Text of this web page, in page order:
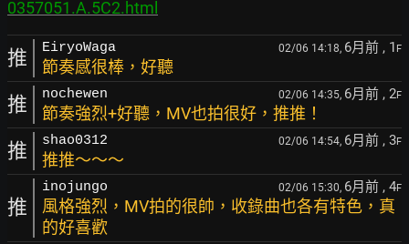
0357051.A.5C2.html
推 EiryoWaga 02/06 14:18, 6月前 , 1 F
節奏感很棒，好聽
推 nochewen 02/06 14:35, 6月前 , 2F
節奏強烈+好聽，MV也拍很好，推推！
推 shao0312 02/06 14:54, 6月前 , 3F
推推～～～
推
inojungo 02/06 15:30, 6月前 , 4F
風格強烈，MV拍的很帥，收錄曲也各有特色，真
的好喜歡